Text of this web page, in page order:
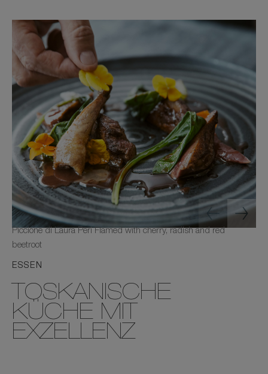
ESSEN
TOSKANISCHE
KÜCHE MIT
EXZELLENZ
Piccione di Laura Peri Flamed with cherry, radish and red
beetroot